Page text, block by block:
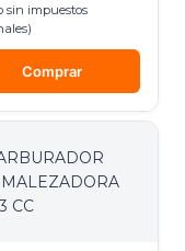
sin impuestos
Comprar